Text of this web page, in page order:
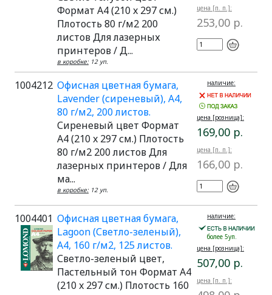
Формат A4 (210 x 297 см.)
Плотость 80 г/м2 200
листов Для лазерных
принтеров / Д...
в коробке: 12 уп.
цена [п. п.]:
253,00 р.
1004212 Офисная цветная бумага,
Lavender (сиреневый), A4,
80 г/м2, 200 листов.
Сиреневый цвет Формат
A4 (210 x 297 см.) Плотость
80 г/м2 200 листов Для
лазерных принтеров / Для
ма...
в коробке: 12 уп.
наличие:
цена [розница]:
169,00 р.
цена [п. п.]:
166,00 р.
1004401 Офисная цветная бумага,
Lagoon (Светло-зеленый),
A4, 160 г/м2, 125 листов.
Светло-зеленый цвет,
Пастельный тон Формат A4
(210 x 297 см.) Плотость 160
наличие:
более 5уп.
цена [розница]:
507,00 р.
цена [п. п.]: